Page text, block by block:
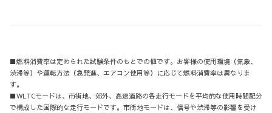
■燃料消費率は定められた試験条件のもとでの値です。お客様の使用環境（気象、
渋滞等）や運転方法（急発進、エアコン使用等）に応じて燃料消費率は異なりま
す。
■WLTCモードは、市街地、郊外、高速道路の各走行モードを平均的な使用時間配分
で構成した国際的な走行モードです。市街地モードは、信号や渋滞等の影響を受け